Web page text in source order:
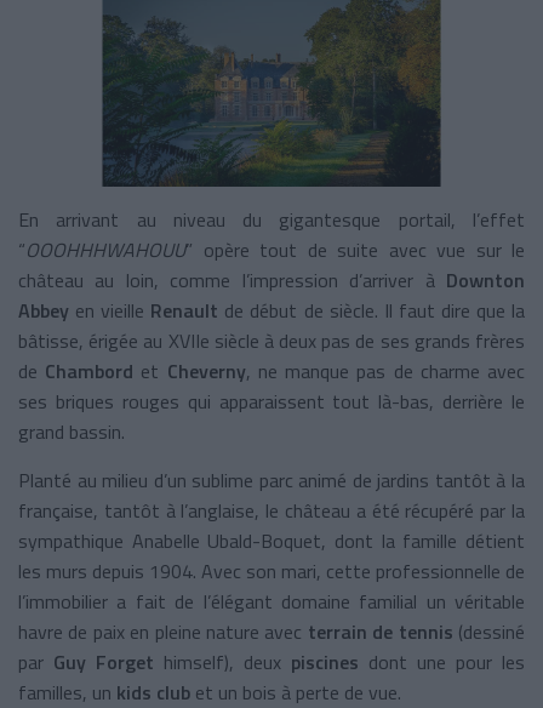
En arrivant au niveau du gigantesque portail, l’effet
“OOOHHHWAHOUU” opère tout de suite avec vue sur le
château au loin, comme l’impression d’arriver à Downton
Abbey en vieille Renault de début de siècle. Il faut dire que la
bâtisse, érigée au XVIIe siècle à deux pas de ses grands frères
de Chambord et Cheverny, ne manque pas de charme avec
ses briques rouges qui apparaissent tout là-bas, derrière le
grand bassin.
Planté au milieu d’un sublime parc animé de jardins tantôt à la
française, tantôt à l’anglaise, le château a été récupéré par la
sympathique Anabelle Ubald-Boquet, dont la famille détient
les murs depuis 1904. Avec son mari, cette professionnelle de
l’immobilier a fait de l’élégant domaine familial un véritable
havre de paix en pleine nature avec terrain de tennis (dessiné
par Guy Forget himself), deux piscines dont une pour les
familles, un kids club et un bois à perte de vue.